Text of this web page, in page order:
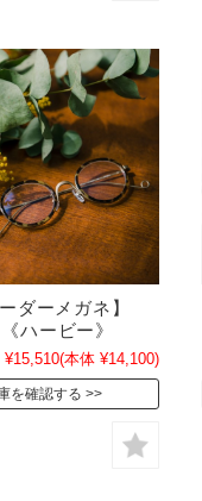
ダーメガネ】
ハービー》
¥15,510(本体 ¥14,100)
を確認する